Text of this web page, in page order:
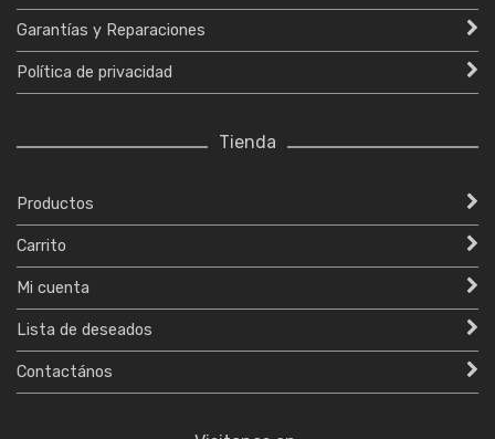
Garantías y Reparaciones
Política de privacidad
Tienda
Productos
Carrito
Mi cuenta
Lista de deseados
Contactános